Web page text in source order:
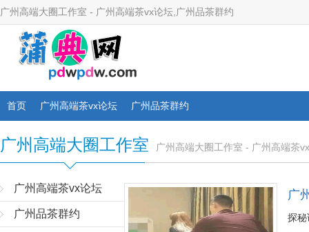
广州高端大圈工作室 - 广州高端茶vx论坛,广州品茶群约
首页 广州高端茶vx论坛 广州品茶群约
广州高端大圈工作室 广州高端大圈工作室 - 广州高端茶
广州高端茶vx论坛
广州品茶群约
广
探秘